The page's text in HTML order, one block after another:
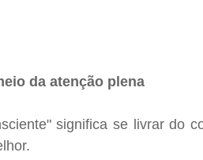
da atenção plena
significa se livrar do